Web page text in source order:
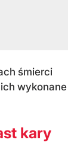
śmierci
wykonane
kary